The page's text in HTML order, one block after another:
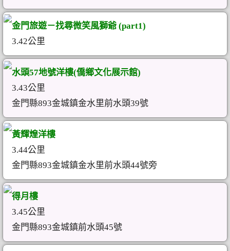
金門旅遊－找尋微笑風獅爺 (part1)
3.42公里
水頭57地號洋樓(僑鄉文化展示館)
3.43公里
金門縣893金城鎮金水里前水頭39號
黃輝煌洋樓
3.44公里
金門縣893金城鎮金水里前水頭44號旁
得月樓
3.45公里
金門縣893金城鎮前水頭45號